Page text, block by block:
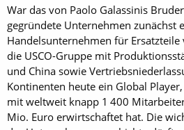
War das von Paolo Galassinis
gegründete Unternehmen zunächst
Handelsunternehmen für
die USCO-Gruppe mit
und China sowie
Kontinenten heute ein Global
mit weltweit knapp 1 400
Mio. Euro erwirtschaftet hat. Die